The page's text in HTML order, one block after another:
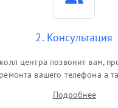
2. Консультация
центра позвонит вам,
вашего телефона а
Подробнее